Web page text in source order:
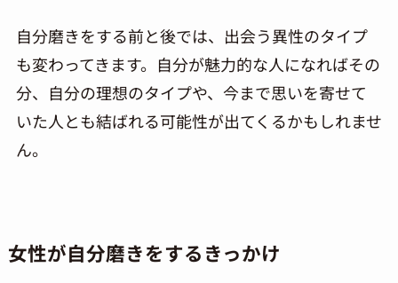
自分磨きをする前と後では、出会う異性のタイプ
も変わってきます。自分が魅力的な人になればその
分、自分の理想のタイプや、今まで思いを寄せて
いた人とも結ばれる可能性が出てくるかもしれませ
ん。
女性が自分磨きをするきっかけ